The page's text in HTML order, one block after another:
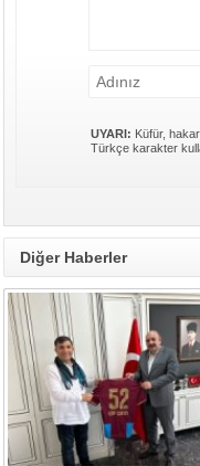
UYARI: Küfür,
Türkçe karakter
Diğer Haberler